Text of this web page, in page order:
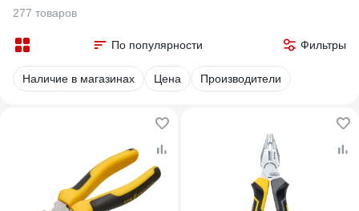
277 товаров
По популярности Фильтры
Наличие в магазинах Цена Производители